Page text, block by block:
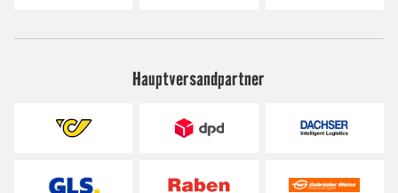
Hauptversandpartner